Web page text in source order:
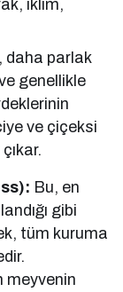
iklim,
daha parlak
genellikle
ve çiçeksi
Bu, en
gibi
tüm kuruma
meyvenin